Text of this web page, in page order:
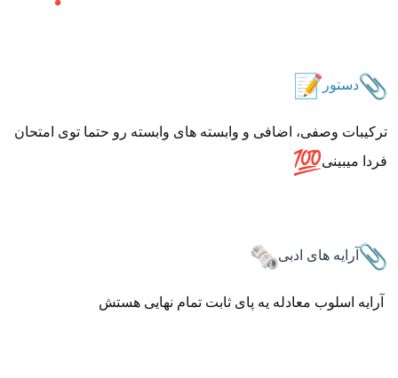
دستور
ترکیبات وصفی، اضافی و وابسته های وابسته رو حتما توی امتحان
فردا میبینی
آرایه های ادبی
آرایه اسلوب معادله یه پای ثابت تمام نهایی هستش